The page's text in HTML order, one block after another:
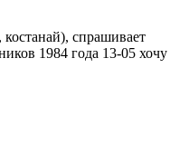
спрашивает
1984 года 13-05 хочу